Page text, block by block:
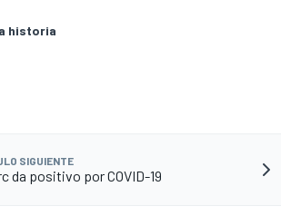
historia
SIGUIENTE
da positivo por COVID-19